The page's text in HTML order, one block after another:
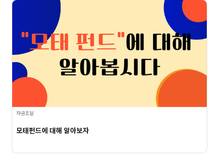
자금조달
모태펀드에 대해 알아보자